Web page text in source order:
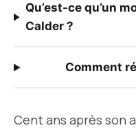
Qu’est-ce qu’un
Calder ?
Comment
Cent ans après son